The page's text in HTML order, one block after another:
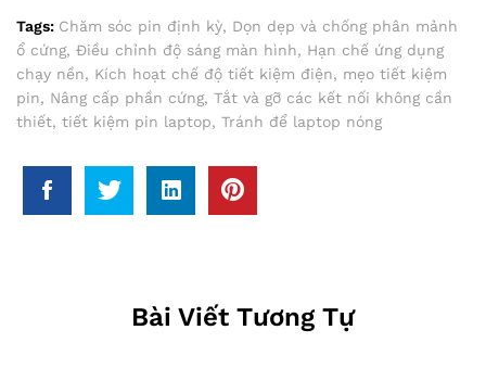
Tags: Chăm sóc pin định kỳ, Dọn dẹp và chống phân mảnh
ổ cứng, Điều chỉnh độ sáng màn hình, Hạn chế ứng dụng
chạy nền, Kích hoạt chế độ tiết kiệm điện, mẹo tiết kiệm
pin, Nâng cấp phần cứng, Tắt và gỡ các kết nối không cần
thiết, tiết kiệm pin laptop, Tránh để laptop nóng
Bài Viết Tương Tự